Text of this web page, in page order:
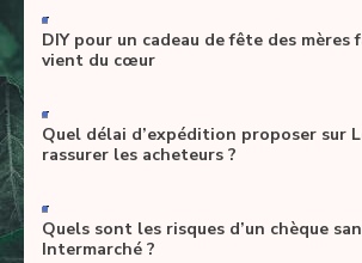
-
DIY pour un cadeau de fête des mères
vient du cœur
-
Quel délai d’expédition proposer sur
rassurer les acheteurs ?
-
Quels sont les risques d’un chèque
Intermarché ?